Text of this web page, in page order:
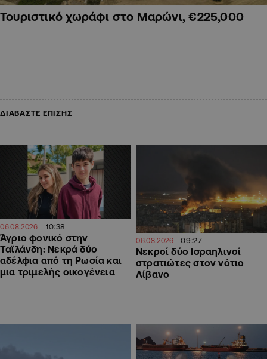
Τουριστικό χωράφι στο Μαρώνι, €225,000
ΔΙΑΒΑΣΤΕ ΕΠΙΣΗΣ
06.08.2026 10:38
Άγριο φονικό στην
Ταϊλάνδη: Νεκρά δύο
αδέλφια από τη Ρωσία και
μια τριμελής οικογένεια
06.08.2026 09:27
Νεκροί δύο Ισραηλινοί
στρατιώτες στον νότιο
Λίβανο